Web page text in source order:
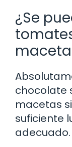
¿Se
chocolate
macetas
suficiente
adecuado.